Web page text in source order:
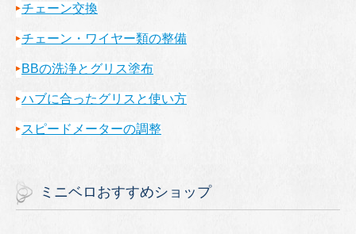
チェーン交換
チェーン・ワイヤー類の整備
BBの洗浄とグリス塗布
ハブに合ったグリスと使い方
スピードメーターの調整
ミニベロおすすめショップ